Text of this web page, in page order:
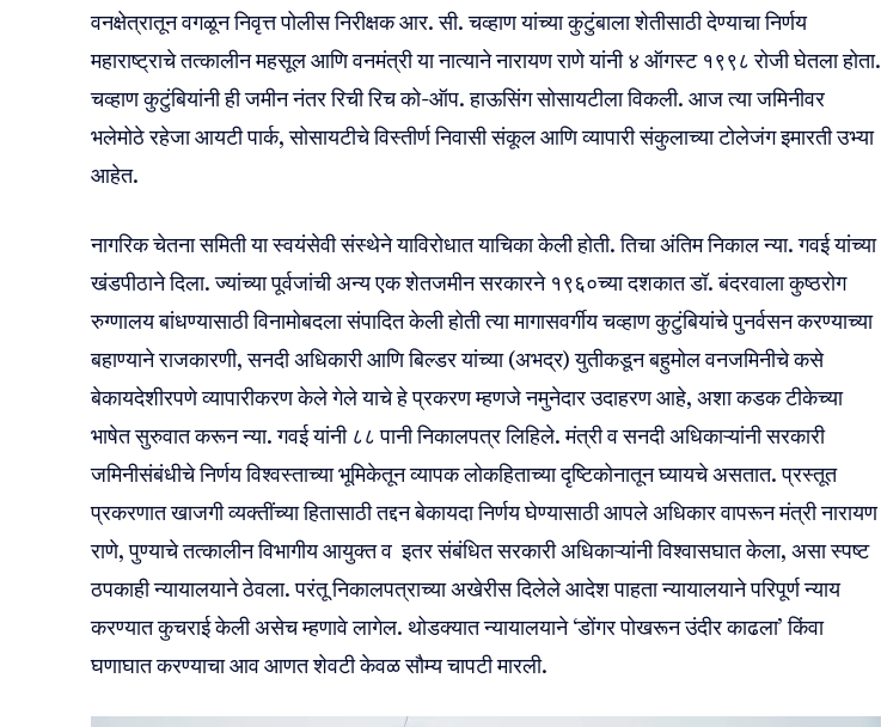
वनक्षेत्रातून वगळून निवृत्त पोलीस निरीक्षक आर. सी. चव्हाण यांच्या कुटुंबाला शेतीसाठी देण्याचा निर्णय
महाराष्ट्राचे तत्कालीन महसूल आणि वनमंत्री या नात्याने नारायण राणे यांनी ४ ऑगस्ट १९९८ रोजी घेतला होता.
चव्हाण कुटुंबियांनी ही जमीन नंतर रिची रिच को-ऑप. हाऊसिंग सोसायटीला विकली. आज त्या जमिनीवर
भलेमोठे रहेजा आयटी पार्क, सोसायटीचे विस्तीर्ण निवासी संकूल आणि व्यापारी संकुलाच्या टोलेजंग इमारती उभ्या
आहेत.
नागरिक चेतना समिती या स्वयंसेवी संस्थेने याविरोधात याचिका केली होती. तिचा अंतिम निकाल न्या. गवई यांच्या
खंडपीठाने दिला. ज्यांच्या पूर्वजांची अन्य एक शेतजमीन सरकारने १९६०च्या दशकात डॉ. बंदरवाला कुष्ठरोग
रुग्णालय बांधण्यासाठी विनामोबदला संपादित केली होती त्या मागासवर्गीय चव्हाण कुटुंबियांचे पुनर्वसन करण्याच्या
बहाण्याने राजकारणी, सनदी अधिकारी आणि बिल्डर यांच्या (अभद्र) युतीकडून बहुमोल वनजमिनीचे कसे
बेकायदेशीरपणे व्यापारीकरण केले गेले याचे हे प्रकरण म्हणजे नमुनेदार उदाहरण आहे, अशा कडक टीकेच्या
भाषेत सुरुवात करून न्या. गवई यांनी ८८ पानी निकालपत्र लिहिले. मंत्री व सनदी अधिकाऱ्यांनी सरकारी
जमिनीसंबंधीचे निर्णय विश्वस्ताच्या भूमिकेतून व्यापक लोकहिताच्या दृष्टिकोनातून घ्यायचे असतात. प्रस्तूत
प्रकरणात खाजगी व्यक्तींच्या हितासाठी तद्दन बेकायदा निर्णय घेण्यासाठी आपले अधिकार वापरून मंत्री नारायण
राणे, पुण्याचे तत्कालीन विभागीय आयुक्त व इतर संबंधित सरकारी अधिकाऱ्यांनी विश्वासघात केला, असा स्पष्ट
ठपकाही न्यायालयाने ठेवला. परंतू निकालपत्राच्या अखेरीस दिलेले आदेश पाहता न्यायालयाने परिपूर्ण न्याय
करण्यात कुचराई केली असेच म्हणावे लागेल. थोडक्यात न्यायालयाने ‘डोंगर पोखरून उंदीर काढला’ किंवा
घणाघात करण्याचा आव आणत शेवटी केवळ सौम्य चापटी मारली.